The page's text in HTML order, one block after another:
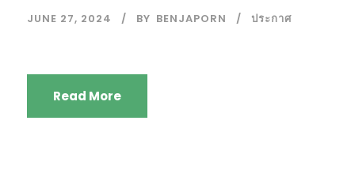
JUNE 27, 2024 BY BENJAPORN ประกาศ
Read More